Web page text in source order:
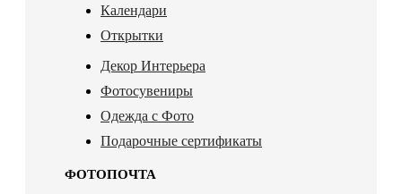
Календари
Открытки
Декор Интерьера
Фотосувениры
Одежда с Фото
Подарочные сертификаты
ФОТОПОЧТА